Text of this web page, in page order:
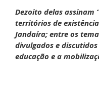
Dezoito delas assinam
territórios de
Jandaíra; entre os
divulgados e
educação e a